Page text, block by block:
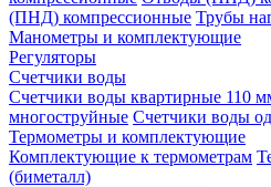
(ПНД) компрессионные Трубы
Манометры и комплектующие
Регуляторы
Счетчики воды
Счетчики воды квартирные 110
многоструйные Счетчики воды
Термометры и комплектующие
Комплектующие к термометрам
(биметалл)